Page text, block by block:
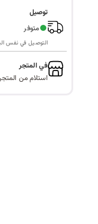
توصيل
●متوفر
التوصيل في نفس
في المتجر
استلام من المتجر